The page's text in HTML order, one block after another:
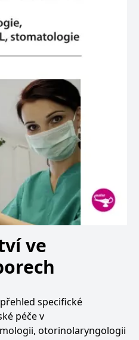
ve
specifické
péče v
otorinolaryngologii